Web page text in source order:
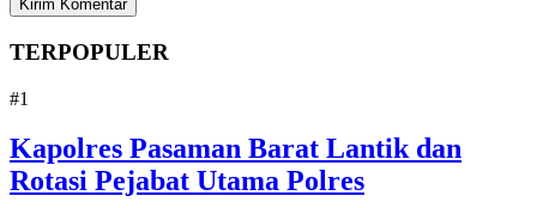
TERPOPULER
#1
Kapolres Pasaman Barat Lantik dan
Rotasi Pejabat Utama Polres